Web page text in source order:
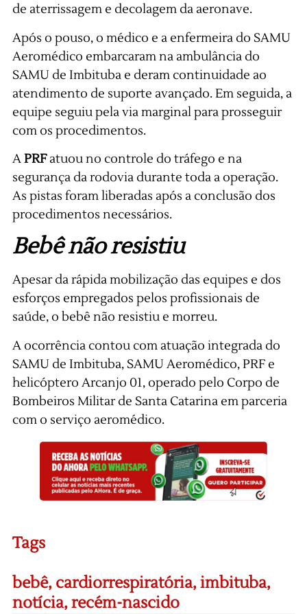
de aterrissagem e decolagem da aeronave.
Após o pouso, o médico e a enfermeira do SAMU
Aeromédico embarcaram na ambulância do
SAMU de Imbituba e deram continuidade ao
atendimento de suporte avançado. Em seguida, a
equipe seguiu pela via marginal para prosseguir
com os procedimentos.
APRFatuou no controle do tráfego e na
segurança da rodovia durante toda a operação.
As pistas foram liberadas após a conclusão dos
procedimentos necessários.
Bebê não resistiu
Apesar da rápida mobilização das equipes e dos
esforços empregados pelos profissionais de
saúde, o bebê não resistiu e morreu.
A ocorrência contou com atuação integrada do
SAMU de Imbituba, SAMU Aeromédico, PRF e
helicóptero Arcanjo 01, operado pelo Corpo de
Bombeiros Militar de Santa Catarina em parceria
com o serviço aeromédico.
Tags
bebê, cardiorrespiratória,imbituba,
notícia,recém-nascido